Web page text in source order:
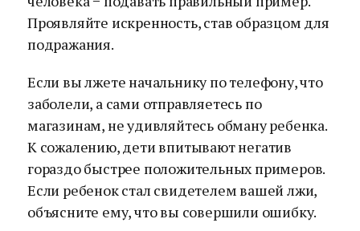
Проявляйте искренность, став образцом для
подражания.
Если вы лжете начальнику по телефону, что
заболели, а сами отправляетесь по
магазинам, не удивляйтесь обману ребенка.
К сожалению, дети впитывают негатив
гораздо быстрее положительных примеров.
Если ребенок стал свидетелем вашей лжи,
объясните ему, что вы совершили ошибку.